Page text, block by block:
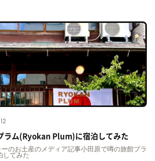
ラム(Ryokan Plum)に宿泊してみた
のお土産のメディア記事小田原で噂の旅館プラ
してみた